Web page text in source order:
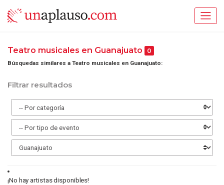
Teatro musicales en Guanajuato 0
Búsquedas similares a Teatro musicales en Guanajuato:
Filtrar resultados
¡No hay artistas disponibles!